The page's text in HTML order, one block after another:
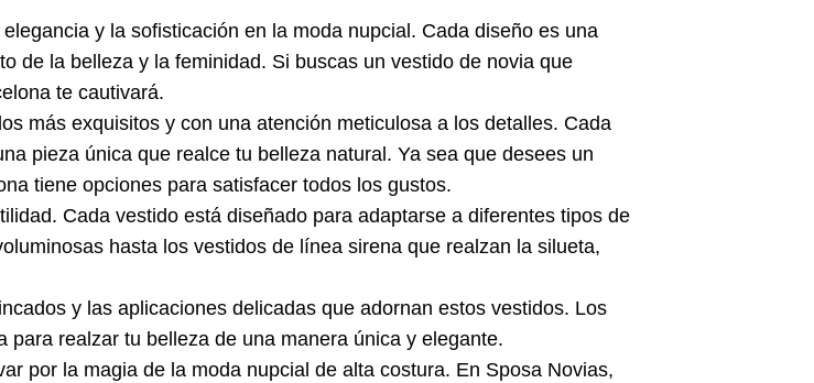
y la sofisticación en la moda nupcial. Cada diseño es una
de la belleza y la feminidad. Si buscas un vestido de novia que
te cautivará.
más exquisitos y con una atención meticulosa a los detalles. Cada
pieza única que realce tu belleza natural. Ya sea que desees un
tiene opciones para satisfacer todos los gustos.
Cada vestido está diseñado para adaptarse a diferentes tipos de
hasta los vestidos de línea sirena que realzan la silueta,
y las aplicaciones delicadas que adornan estos vestidos. Los
realzar tu belleza de una manera única y elegante.
por la magia de la moda nupcial de alta costura. En Sposa Novias,